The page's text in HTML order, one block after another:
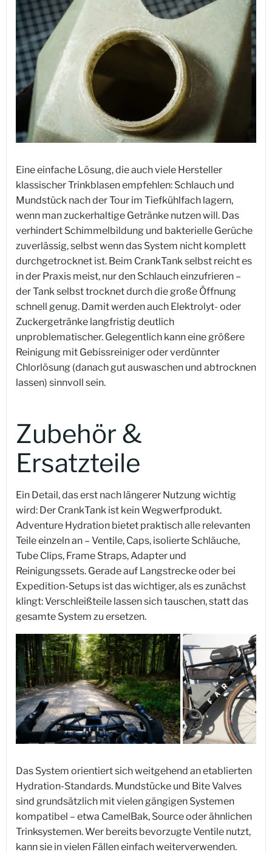
Eine einfache Lösung, die auch viele Hersteller
klassischer Trinkblasen empfehlen: Schlauch und
Mundstück nach der Tour im Tiefkühlfach lagern,
wenn man zuckerhaltige Getränke nutzen will. Das
verhindert Schimmelbildung und bakterielle Gerüche
zuverlässig, selbst wenn das System nicht komplett
durchgetrocknet ist. Beim CrankTank selbst reicht es
in der Praxis meist, nur den Schlauch einzufrieren –
der Tank selbst trocknet durch die große Öffnung
schnell genug. Damit werden auch Elektrolyt- oder
Zuckergetränke langfristig deutlich
unproblematischer. Gelegentlich kann eine größere
Reinigung mit Gebissreiniger oder verdünnter
Chlorlösung (danach gut auswaschen und abtrocknen
lassen) sinnvoll sein.
Zubehör &
Ersatzteile
Ein Detail, das erst nach längerer Nutzung wichtig
wird: Der CrankTank ist kein Wegwerfprodukt.
Adventure Hydration bietet praktisch alle relevanten
Teile einzeln an – Ventile, Caps, isolierte Schläuche,
Tube Clips, Frame Straps, Adapter und
Reinigungssets. Gerade auf Langstrecke oder bei
Expedition-Setups ist das wichtiger, als es zunächst
klingt: Verschleißteile lassen sich tauschen, statt das
gesamte System zu ersetzen.
Das System orientiert sich weitgehend an etablierten
Hydration-Standards. Mundstücke und Bite Valves
sind grundsätzlich mit vielen gängigen Systemen
kompatibel – etwa CamelBak, Source oder ähnlichen
Trinksystemen. Wer bereits bevorzugte Ventile nutzt,
kann sie in vielen Fällen einfach weiterverwenden.